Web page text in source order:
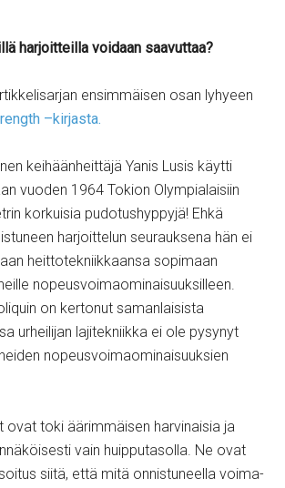
harjoitteilla voidaan saavuttaa?
ensimmäisen osan lyhyeen
–kirjasta.
keihäänheittäjä Yanis Lusis käytti
vuoden 1964 Tokion Olympialaisiin
korkuisia pudotushyppyjä! Ehkä
harjoittelun seurauksena hän ei
heittotekniikkaansa sopimaan
nopeusvoimaominaisuuksilleen.
on kertonut samanlaisista
urheilijan lajitekniikka ei ole pysynyt
nopeusvoimaominaisuuksien
ovat toki äärimmäisen harvinaisia ja
vain huipputasolla. Ne ovat
siitä, että mitä onnistuneella voima-